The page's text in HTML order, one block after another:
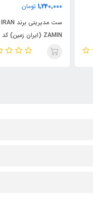
1,240,000 تومان
ست مدیریتی برند IRAN
ZAMIN (ایران زمین) کد
50135